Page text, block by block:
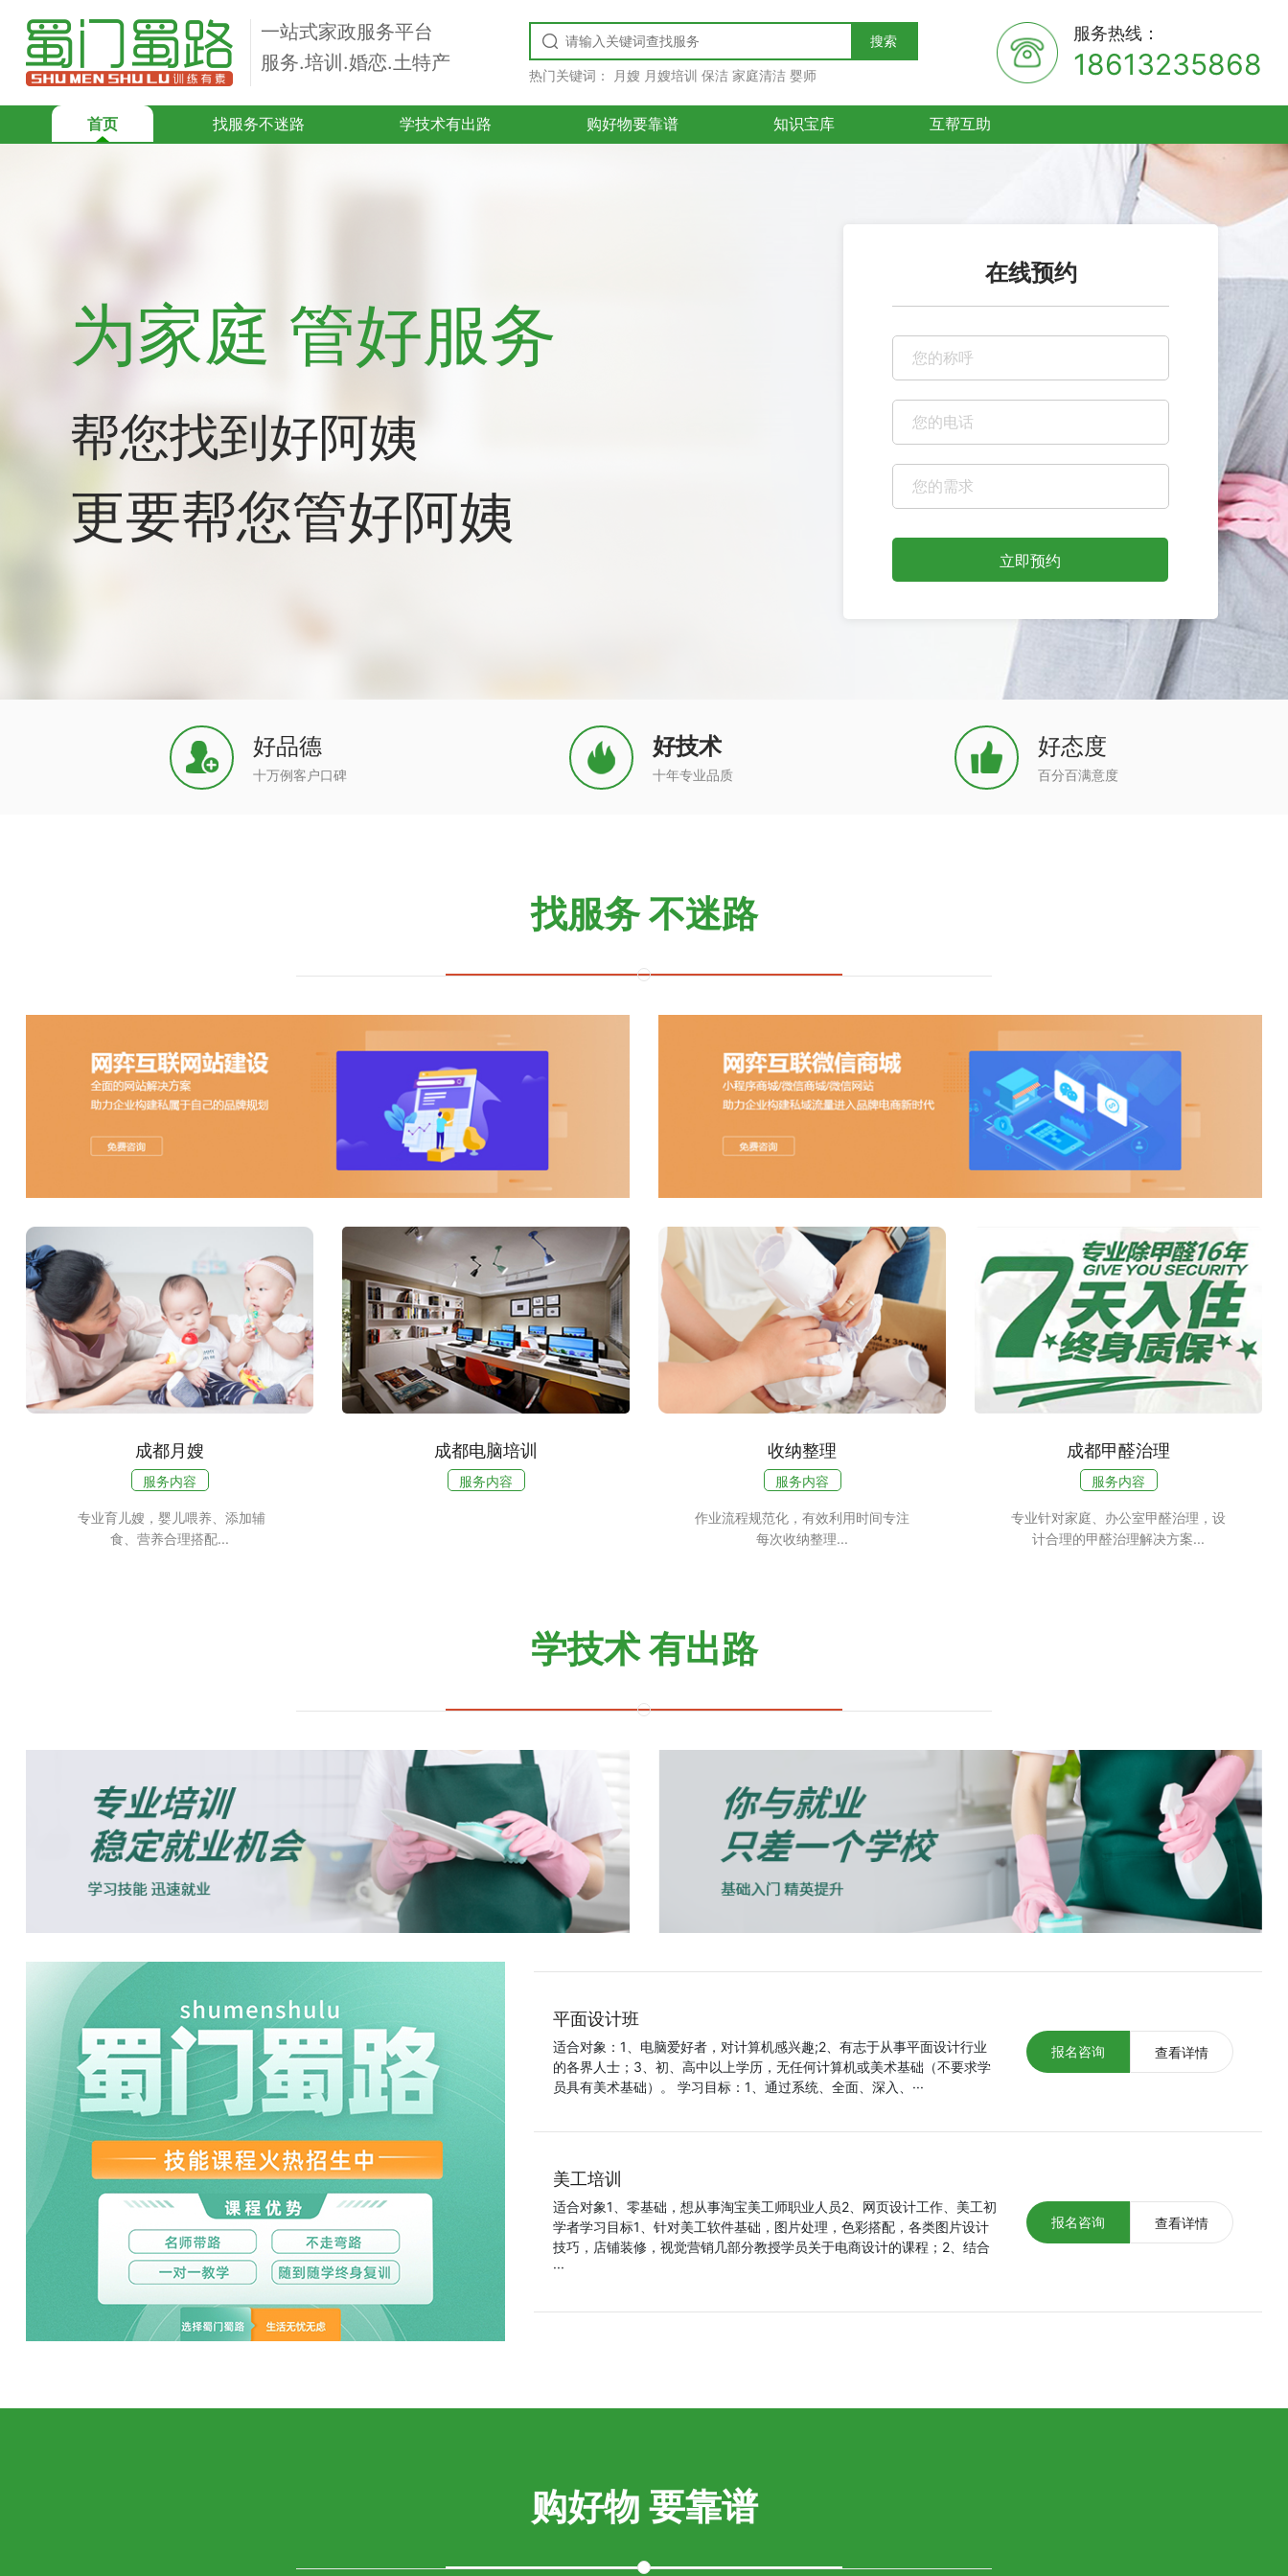
一站式家政服务平台
服务.培训.婚恋.土特产
搜索
热门关键词： 月嫂 月嫂培训 保洁 家庭清洁 婴师
服务热线：
18613235868
首页 找服务不迷路 学技术有出路 购好物要靠谱 知识宝库 互帮互助
为家庭 管好服务
帮您找到好阿姨
更要帮您管好阿姨
在线预约
立即预约
好品德
十万例客户口碑
好技术
十年专业品质
好态度
百分百满意度
找服务 不迷路
成都月嫂
服务内容
专业育儿嫂，婴儿喂养、添加辅
食、营养合理搭配...
成都电脑培训
服务内容
收纳整理
服务内容
作业流程规范化，有效利用时间专注
每次收纳整理...
成都甲醛治理
服务内容
专业针对家庭、办公室甲醛治理，设
计合理的甲醛治理解决方案...
学技术 有出路
平面设计班
适合对象：1、电脑爱好者，对计算机感兴趣;2、有志于从事平面设计行业
的各界人士；3、初、高中以上学历，无任何计算机或美术基础（不要求学
员具有美术基础）。 学习目标：1、通过系统、全面、深入、···
报名咨询 查看详情
美工培训
适合对象1、零基础，想从事淘宝美工师职业人员2、网页设计工作、美工初
学者学习目标1、针对美工软件基础，图片处理，色彩搭配，各类图片设计
技巧，店铺装修，视觉营销几部分教授学员关于电商设计的课程；2、结合
···
报名咨询 查看详情
购好物 要靠谱